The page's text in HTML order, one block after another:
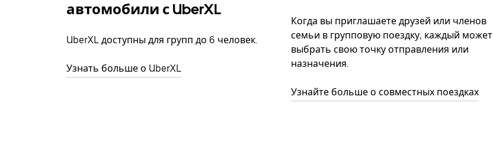
автомобили с UberXL
UberXL доступны для групп до 6 человек.
Узнать больше о UberXL
Когда вы приглашаете друзей или членов
семьи в групповую поездку, каждый может
выбрать свою точку отправления или
назначения.
Узнайте больше о совместных поездках